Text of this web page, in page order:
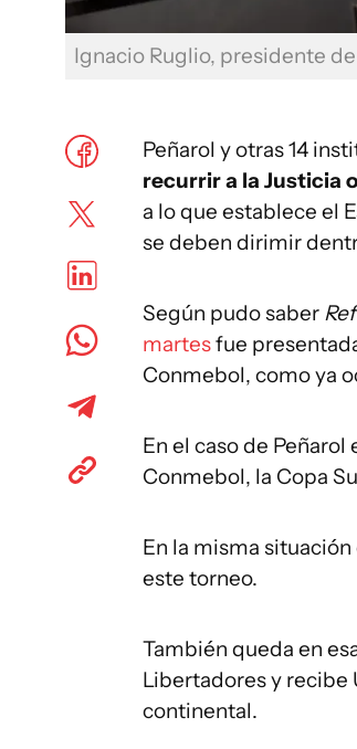
Ignacio Ruglio, presidente
Peñarol y otras 14
recurrir a la Justicia
a lo que establece el
se deben dirimir
Según pudo saber
martesfue
Conmebol, como ya
En el caso de
Conmebol, la Copa
En la misma
este torneo.
También queda en
Libertadores y recibe
continental.